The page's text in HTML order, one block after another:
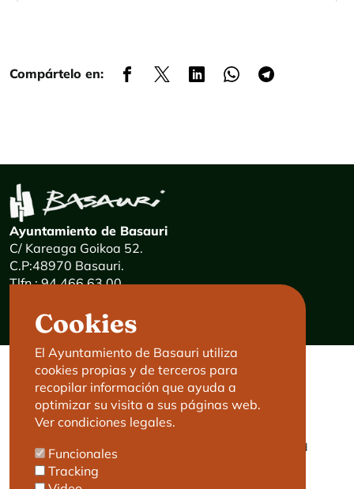
Compártelo en:
Cookies
El Ayuntamiento de Basauri utiliza
cookies propias y de terceros para
recopilar información que ayuda a
optimizar su visita a sus páginas web.
Ver condiciones legales.
Funcionales
Tracking
Ayuntamiento de Basauri
C/ Kareaga Goikoa 52.
C.P:48970 Basauri.
Tlfn.: 94 466 63 00
E-mail: haz@basauri.eus
CONTACTO
Basauri le atiende
Cita previa
LEGAL
Aviso legal
Política de privacidad